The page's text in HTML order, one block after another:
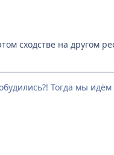
сходстве на другом
Тогда мы